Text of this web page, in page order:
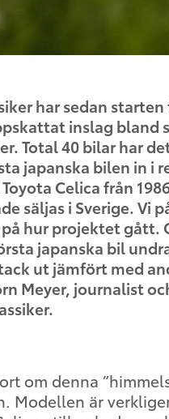
har sedan
inslag bland
Total 40 bilar har
japanska bilen in i
Celica från
säljas i Sverige. Vi
hur projektet gått.
japanska bil
ut jämfört med
Meyer, journalist
om denna
Modellen är